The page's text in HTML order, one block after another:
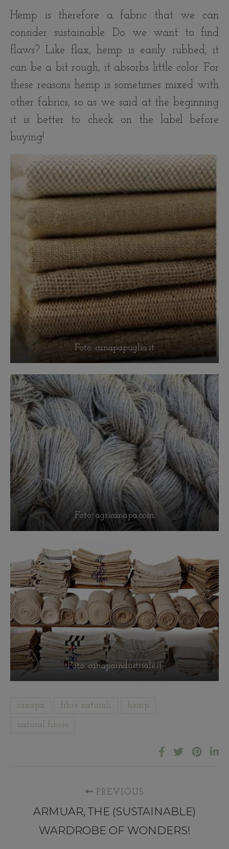
Hemp is therefore a fabric that we can
consider sustainable. Do we want to find
flaws? Like flax, hemp is easily rubbed, it
can be a bit rough, it absorbs little color. For
these reasons hemp is sometimes mixed with
other fabrics, so as we said at the beginning
it is better to check on the label before
buying!
Foto: canapapuglia.it
Foto: agricanapa.com
Foto: canapaindustriale.it
canapa fibre naturali
hemp
natural fibres
PREVIOUS
ARMUAR, THE (SUSTAINABLE)
WARDROBE OF WONDERS!